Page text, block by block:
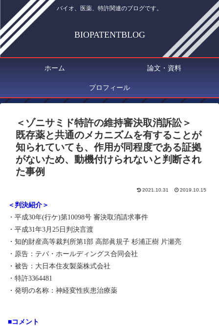
バイオ、医薬、特許関連のブログです。
BIOPATENTBLOG
ホーム 論文・資料
プロフィール
＜ゾニサミド特許の維持審決取消訴訟＞
既存薬と共通のメカニズムを有することが
知られていても、作用が同程度である証拠
がないため、動機付けられないと判断され
た事例
2021.10.31 2019.10.15
＜判決紹介＞
・平成30年(行ケ)第10098号 審決取消請求事件
・平成31年3月 25 日判決言渡
・知的財産高等裁判所第1部 高部眞規子 杉浦正樹 片瀬亮
・原告：テバ・ホールディングス合同会社
・被告：大日本住友製薬株式会社
・特許3364481
・発明の名称：神経変性疾患治療薬
■コメント